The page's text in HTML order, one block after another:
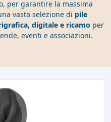
per garantire la massima
vasta selezione di pile
digitale e ricamo per
eventi e associazioni.